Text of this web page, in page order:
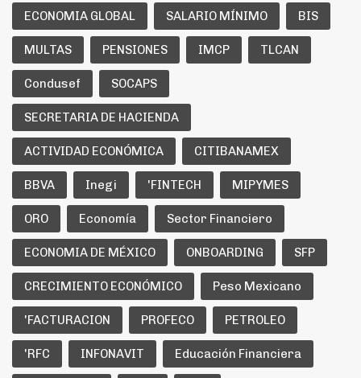
ECONOMIA GLOBAL SALARIO MÍNIMO BIS
MULTAS PENSIONES IMCP TLCAN
Condusef SOCAPS
SECRETARIA DE HACIENDA
ACTIVIDAD ECONÓMICA CITIBANAMEX
BBVA Inegi 'FINTECH MIPYMES
ORO Economía Sector Financiero
ECONOMIA DE MÉXICO ONBOARDING SFP
CRECIMIENTO ECONÓMICO Peso Mexicano
'FACTURACION PROFECO PETROLEO
'RFC INFONAVIT Educación Financiera